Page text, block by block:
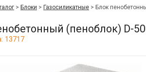
> Блоки > Газосиликатные > Блок
(пеноблок) D-
13717